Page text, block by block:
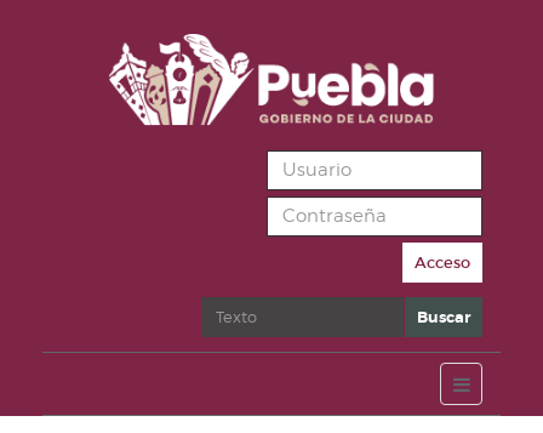
Acceso
Buscar Buscar